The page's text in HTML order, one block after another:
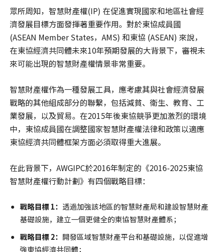
眾所周知，智慧財產權(IP) 在促進實現國家和地區社會經
濟發展目標方面發揮著重要作用。對於東協成員國
(ASEAN Member States，AMS) 和東協 (ASEAN) 來說，
在東協經濟共同體未來10年預期發展的大背景下，審視未
來可能出現的智慧財產權情景非常重要。
智慧財產權作為一種發展工具，應考慮其與社會經濟發展
戰略的其他組成部分的聯繫，包括減貧、衛生、教育、工
業發展，以及貿易。在2015年後東協競爭更加激烈的環境
中，東協成員國在調整國家智慧財產權法律和政策以適應
東協經濟共同體框架方面必須取得重大進展。
在此背景下，AWGIPC於2016年制定的《2016-2025東協
智慧財產權行動計劃》有四個戰略目標：
戰略目標 1： 透過加強該地區的智慧財產局和建設智慧財產
基礎設施，建立一個更健全的東協智慧財產體系；
戰略目標 2： 開發區域智慧財產平台和基礎設施，以促進增
強東協經濟共同體；